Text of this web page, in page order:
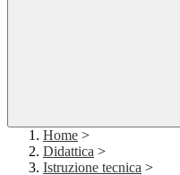
Home >
Didattica >
Istruzione tecnica >